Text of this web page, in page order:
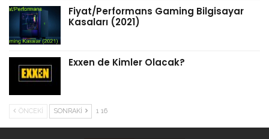
Fiyat/Performans Gaming Bilgisayar
Kasaları (2021)
Exxen de Kimler Olacak?
ÖNCEKI SONRAKI 1 16